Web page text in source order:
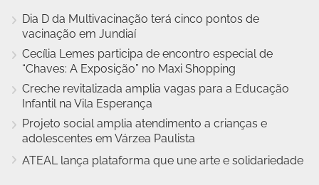
Dia D da Multivacinação terá cinco pontos de
vacinação em Jundiaí
Cecília Lemes participa de encontro especial de
“Chaves: A Exposição” no Maxi Shopping
Creche revitalizada amplia vagas para a Educação
Infantil na Vila Esperança
Projeto social amplia atendimento a crianças e
adolescentes em Várzea Paulista
ATEAL lança plataforma que une arte e solidariedade